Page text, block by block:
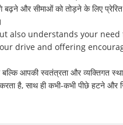
और सीमाओं को तोड़ने के लिए
also understands your
drive and offering
बल्कि आपकी स्वतंत्रता और व्यक्तिगत
है, साथ ही कभी-कभी पीछे हटने और